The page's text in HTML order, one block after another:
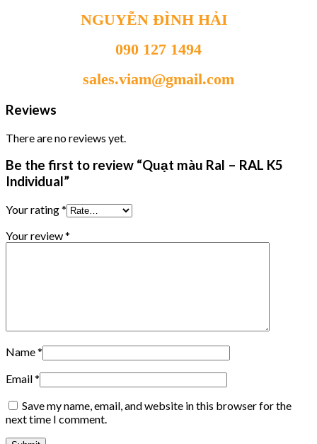
NGUYỄN ĐÌNH HẢI
090 127 1494
sales.viam@gmail.com
Reviews
There are no reviews yet.
Be the first to review “Quạt màu Ral – RAL K5
Individual”
Your rating*
Your review*
Name*
Email*
Save my name, email, and website in this browser for the
next time I comment.